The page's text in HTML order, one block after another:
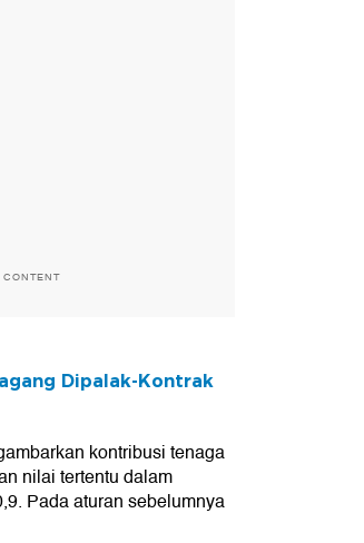
Dipalak-Kontrak
kontribusi tenaga
nilai tertentu dalam
Pada aturan sebelumnya